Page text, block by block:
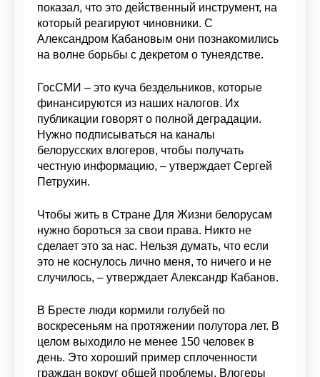
показал, что это действенный инструмент, на
который реагируют чиновники. С
Александром Кабановым они познакомились
на волне борьбы с декретом о тунеядстве.
ГосСМИ – это куча бездельников, которые
финансируются из наших налогов. Их
публикации говорят о полной деградации.
Нужно подписываться на каналы
белорусских влогеров, чтобы получать
честную информацию, – утверждает Сергей
Петрухин.
Чтобы жить в Стране Для Жизни белорусам
нужно бороться за свои права. Никто не
сделает это за нас. Нельзя думать, что если
это не коснулось лично меня, то ничего и не
случилось, – утверждает Александр Кабанов.
В Бресте люди кормили голубей по
воскресеньям на протяжении полутора лет. В
целом выходило не менее 150 человек в
день. Это хороший пример сплоченности
граждан вокруг общей проблемы. Влогеры